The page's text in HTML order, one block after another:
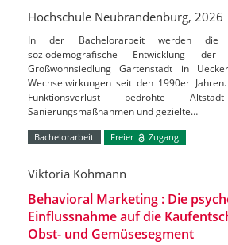
Hochschule Neubrandenburg, 2026
In der Bachelorarbeit werden die
soziodemografische Entwicklung
Großwohnsiedlung Gartenstadt in
Wechselwirkungen seit den 1990er
Funktionsverlust bedrohte
Sanierungsmaßnahmen und gezielte…
Bachelorarbeit Freier Zugang
Viktoria Kohmann
Behavioral Marketing : Die
Einflussnahme auf die
Obst- und Gemüsesegment